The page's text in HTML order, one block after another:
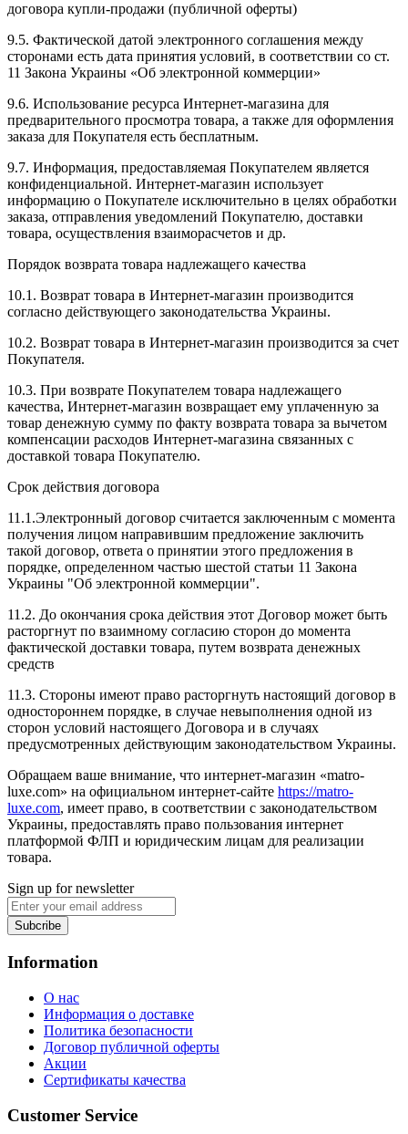
договора купли-продажи (публичной оферты)
9.5. Фактической датой электронного соглашения между
сторонами есть дата принятия условий, в соответствии со ст.
11 Закона Украины «Об электронной коммерции»
9.6. Использование ресурса Интернет-магазина для
предварительного просмотра товара, а также для оформления
заказа для Покупателя есть бесплатным.
9.7. Информация, предоставляемая Покупателем является
конфиденциальной. Интернет-магазин использует
информацию о Покупателе исключительно в целях обработки
заказа, отправления уведомлений Покупателю, доставки
товара, осуществления взаиморасчетов и др.
Порядок возврата товара надлежащего качества
10.1. Возврат товара в Интернет-магазин производится
согласно действующего законодательства Украины.
10.2. Возврат товара в Интернет-магазин производится за счет
Покупателя.
10.3. При возврате Покупателем товара надлежащего
качества, Интернет-магазин возвращает ему уплаченную за
товар денежную сумму по факту возврата товара за вычетом
компенсации расходов Интернет-магазина связанных с
доставкой товара Покупателю.
Срок действия договора
11.1.Электронный договор считается заключенным с момента
получения лицом направившим предложение заключить
такой договор, ответа о принятии этого предложения в
порядке, определенном частью шестой статьи 11 Закона
Украины "Об электронной коммерции".
11.2. До окончания срока действия этот Договор может быть
расторгнут по взаимному согласию сторон до момента
фактической доставки товара, путем возврата денежных
средств
11.3. Стороны имеют право расторгнуть настоящий договор в
одностороннем порядке, в случае невыполнения одной из
сторон условий настоящего Договора и в случаях
предусмотренных действующим законодательством Украины.
Обращаем ваше внимание, что интернет-магазин «matro-
luxe.com» на официальном интернет-сайте https://matro-
luxe.com, имеет право, в соответствии с законодательством
Украины, предоставлять право пользования интернет
платформой ФЛП и юридическим лицам для реализации
товара.
Sign up for newsletter
Subcribe
Information
О нас
Информация о доставке
Политика безопасности
Договор публичной оферты
Акции
Сертификаты качества
Customer Service